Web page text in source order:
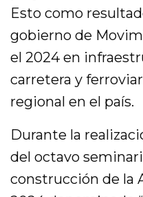
Esto como
gobierno de
el 2024 en
carretera y
regional en el país.
Durante la
del octavo
construcción de la